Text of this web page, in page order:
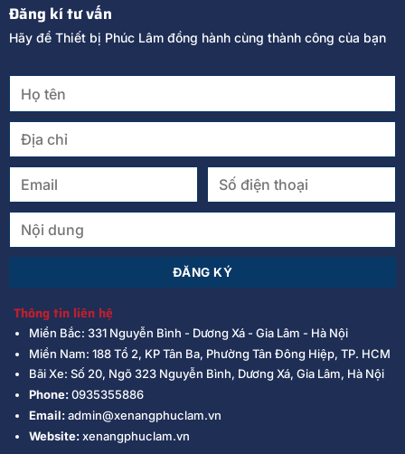
Đăng kí tư vấn
Hãy để Thiết bị Phúc Lâm đồng hành cùng thành công của bạn
Thông tin liên hệ
Miền Bắc: 331 Nguyễn Bình - Dương Xá - Gia Lâm - Hà Nội
Miền Nam: 188 Tổ 2, KP Tân Ba, Phường Tân Đông Hiệp, TP. HCM
Bãi Xe: Số 20, Ngõ 323 Nguyễn Bình, Dương Xá, Gia Lâm, Hà Nội
Phone:0935355886
Email:admin@xenangphuclam.vn
Website:xenangphuclam.vn